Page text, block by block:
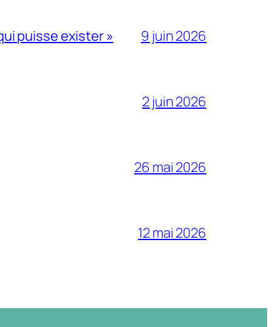
puisse exister » 9 juin 2026
2 juin 2026
26 mai 2026
12 mai 2026